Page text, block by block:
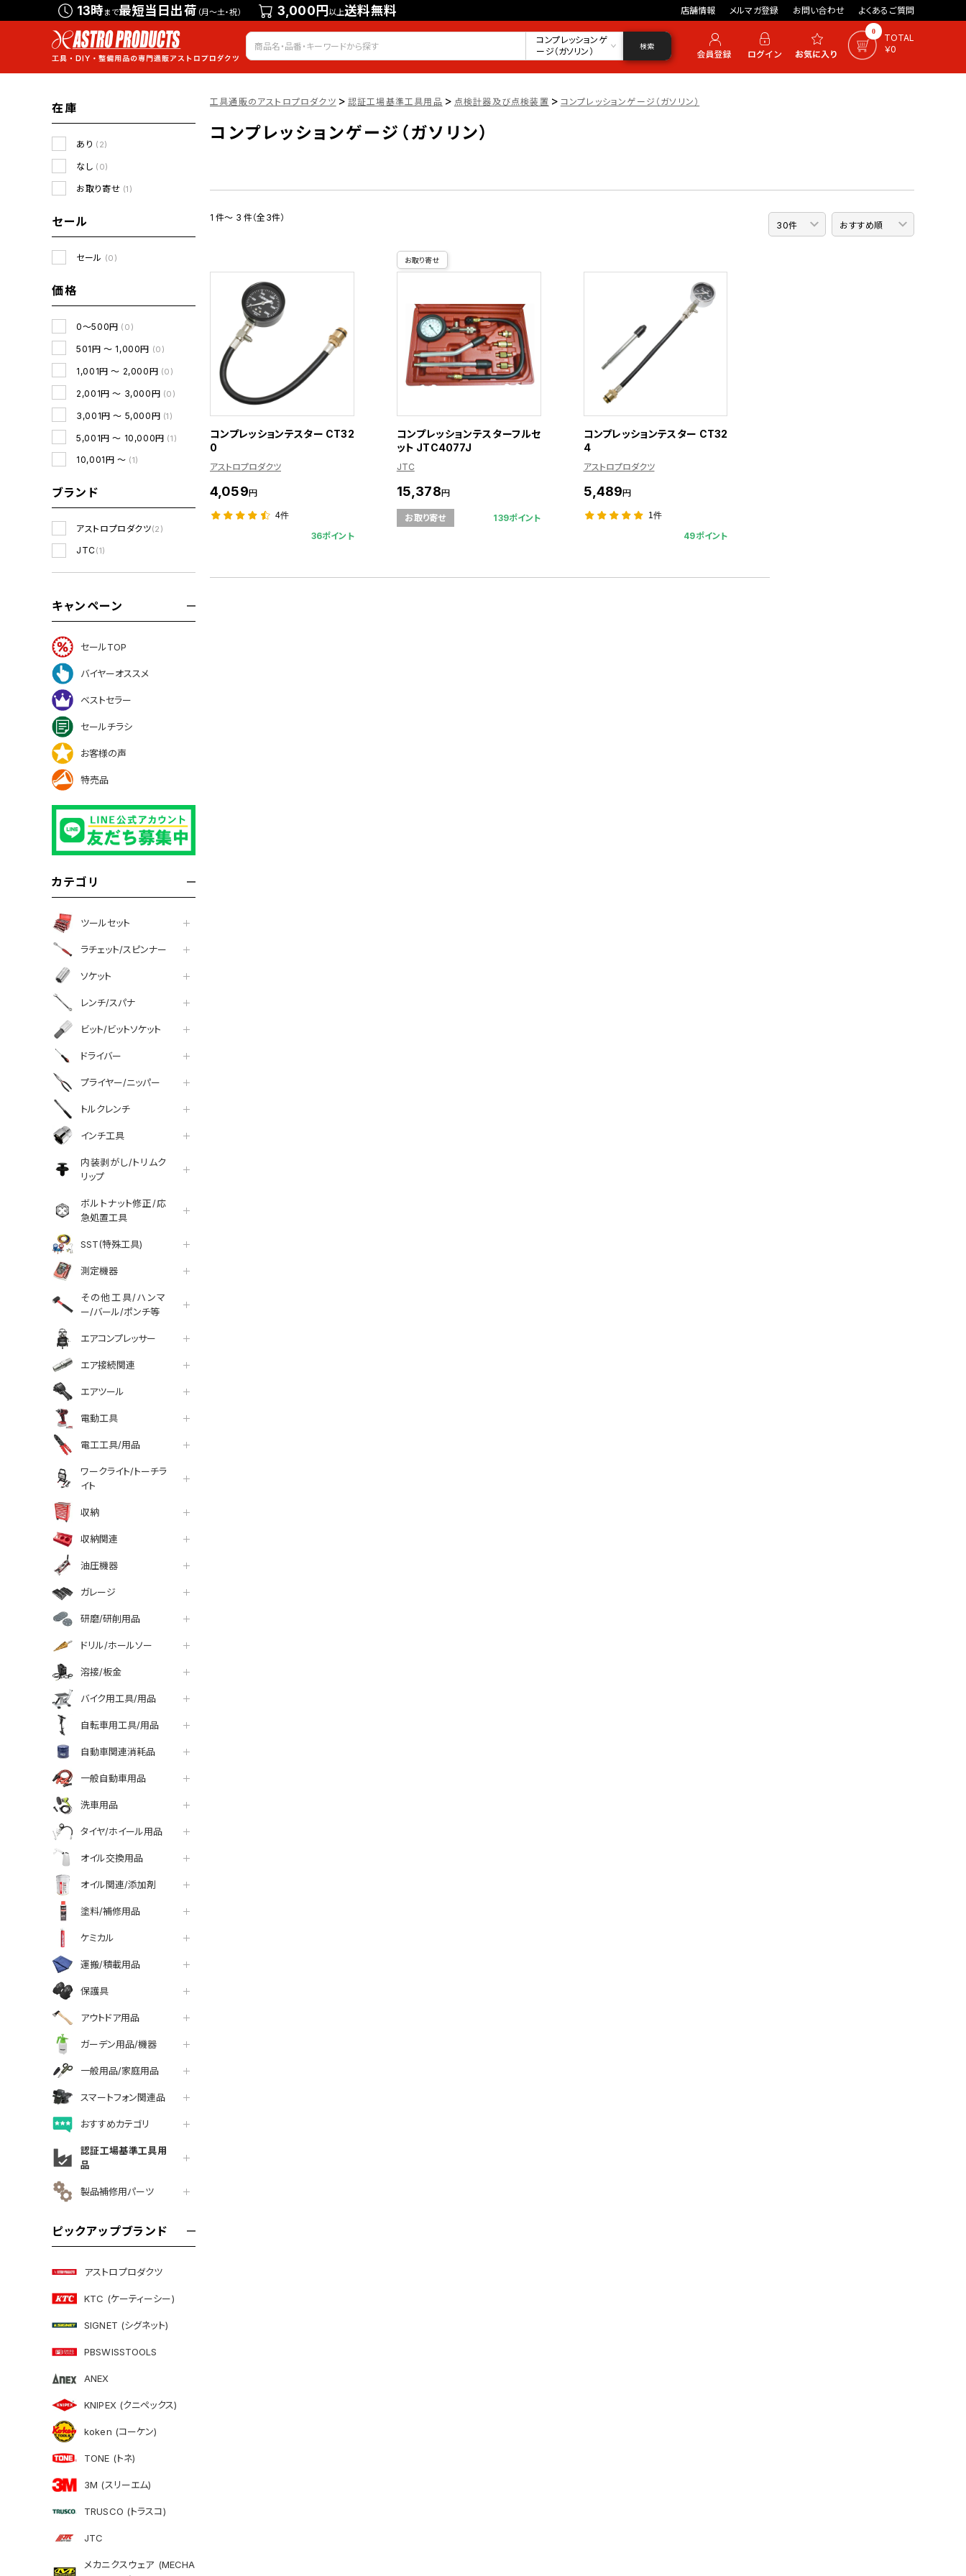
13時まで最短当日出荷 （月～土・祝） 3,000円以上送料無料 店舗情報 メルマガ登録 お問い合わせ よくあるご質問
会員登録 ログイン お気に入り 0
TOTAL
￥0
コンプレッションゲ
ージ（ガソリン）
検索
在庫
あり (2)
なし (0)
お取り寄せ (1)
セール
セール (0)
価格
0～500円 (0)
501円 ～ 1,000円 (0)
1,001円 ～ 2,000円 (0)
2,001円 ～ 3,000円 (0)
3,001円 ～ 5,000円 (1)
5,001円 ～ 10,000円 (1)
10,001円 ～ (1)
ブランド
アストロプロダクツ(2)
JTC (1)
キャンペーン
セールTOP
バイヤーオススメ
ベストセラー
セールチラシ
お客様の声
特売品
カテゴリ
ツールセット
ラチェット/スピンナー
ソケット
レンチ/スパナ
ビット/ビットソケット
ドライバー
プライヤー/ニッパー
トルクレンチ
インチ工具
内装剥がし/トリムク
リップ
ボルトナット修正/応
急処置工具
SST(特殊工具)
測定機器
その他工具/ハンマ
ー/バール/ポンチ等
エアコンプレッサー
エア接続関連
エアツール
電動工具
電工工具/用品
ワークライト/トーチラ
イト
収納
収納関連
油圧機器
ガレージ
研磨/研削用品
ドリル/ホールソー
溶接/板金
バイク用工具/用品
自転車用工具/用品
自動車関連消耗品
一般自動車用品
洗車用品
タイヤ/ホイール用品
オイル交換用品
オイル関連/添加剤
塗料/補修用品
ケミカル
運搬/積載用品
保護具
アウトドア用品
ガーデン用品/機器
一般用品/家庭用品
スマートフォン関連品
おすすめカテゴリ
認証工場基準工具用
品
製品補修用パーツ
ピックアップブランド
アストロプロダクツ
KTC (ケーティーシー)
SIGNET (シグネット)
PBSWISSTOOLS
ANEX
KNIPEX (クニペックス)
koken (コーケン)
TONE (トネ)
3M (スリーエム)
TRUSCO (トラスコ)
JTC
メカニクスウェア (MECHA
工具通販のアストロプロダクツ > 認証工場基準工具用品 > 点検計器及び点検装置 > コンプレッションゲージ（ガソリン）
コンプレッションゲージ（ガソリン）
1 件～ 3 件（全3件）
コンプレッションテスター CT32
0
アストロプロダクツ
4,059円
4件
36ポイント
お取り寄せ
コンプレッションテスターフルセ
ット JTC4077J
JTC
15,378円
お取り寄せ 139ポイント
コンプレッションテスター CT32
4
アストロプロダクツ
5,489円
1件
49ポイント